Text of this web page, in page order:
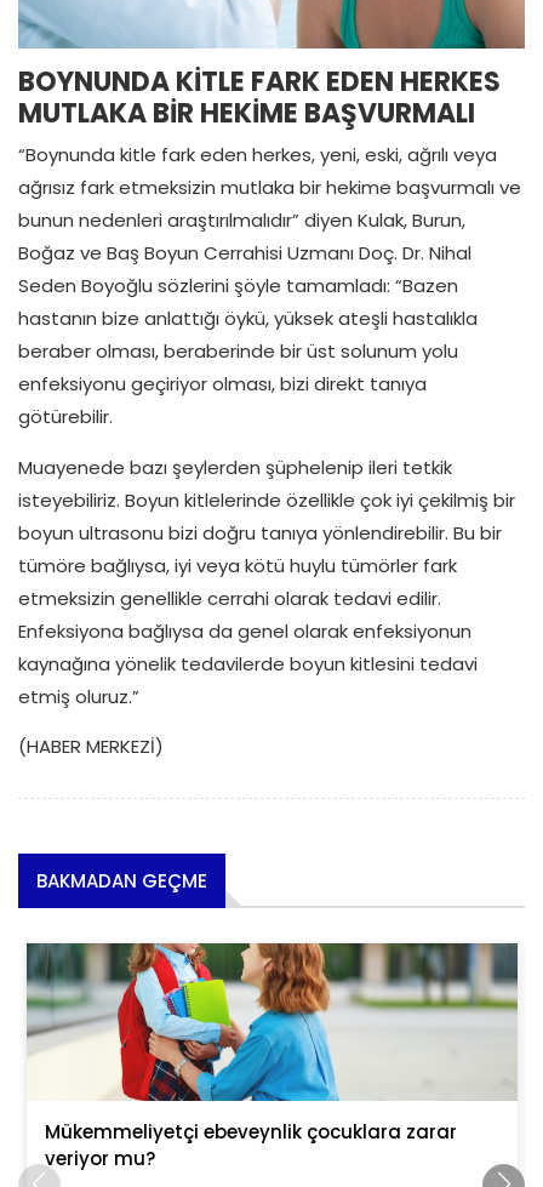
BOYNUNDA KİTLE FARK EDEN HERKES
MUTLAKA BİR HEKİME BAŞVURMALI
“Boynunda kitle fark eden herkes, yeni, eski, ağrılı veya
ağrısız fark etmeksizin mutlaka bir hekime başvurmalı ve
bunun nedenleri araştırılmalıdır” diyen Kulak, Burun,
Boğaz ve Baş Boyun Cerrahisi Uzmanı Doç. Dr. Nihal
Seden Boyoğlu sözlerini şöyle tamamladı: “Bazen
hastanın bize anlattığı öykü, yüksek ateşli hastalıkla
beraber olması, beraberinde bir üst solunum yolu
enfeksiyonu geçiriyor olması, bizi direkt tanıya
götürebilir.
Muayenede bazı şeylerden şüphelenip ileri tetkik
isteyebiliriz. Boyun kitlelerinde özellikle çok iyi çekilmiş bir
boyun ultrasonu bizi doğru tanıya yönlendirebilir. Bu bir
tümöre bağlıysa, iyi veya kötü huylu tümörler fark
etmeksizin genellikle cerrahi olarak tedavi edilir.
Enfeksiyona bağlıysa da genel olarak enfeksiyonun
kaynağına yönelik tedavilerde boyun kitlesini tedavi
etmiş oluruz.”
(HABER MERKEZİ)
BAKMADAN GEÇME
Mükemmeliyetçi ebeveynlik çocuklara zarar
veriyor mu?